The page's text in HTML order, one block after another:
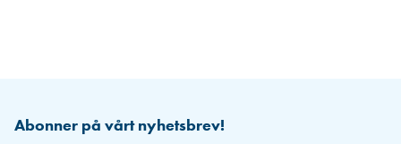
Abonner på vårt nyhetsbrev!